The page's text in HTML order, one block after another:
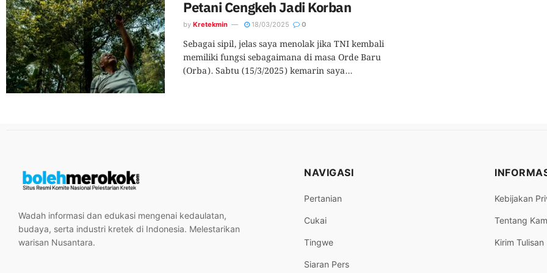
Petani Cengkeh Jadi Korban
by Kretekmin 18/03/2025 0
Sebagai sipil, jelas saya menolak jika TNI kembali
memiliki fungsi sebagaimana di masa Orde Baru
(Orba). Sabtu (15/3/2025) kemarin saya...
Wadah informasi dan edukasi mengenai kedaulatan,
budaya, serta industri kretek di Indonesia. Melestarikan
warisan Nusantara.
NAVIGASI
Pertanian
Cukai
Tingwe
Siaran Pers
Kebijakan
Tentang
Kirim Tulisan